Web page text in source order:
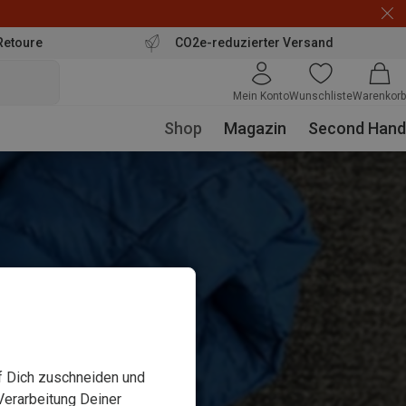
CO2e-reduzierter Versand
Mein KontoWunschlisteWarenkorb
Shop Magazin Second Hand
zuschneiden und
Deiner